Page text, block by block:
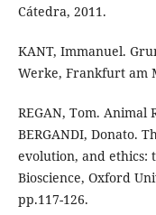
Cátedra, 2011.
KANT, Immanuel.
Werke, Frankfurt am
REGAN, Tom. Animal
BERGANDI, Donato.
evolution, and ethics:
Bioscience, Oxford
pp.117-126.